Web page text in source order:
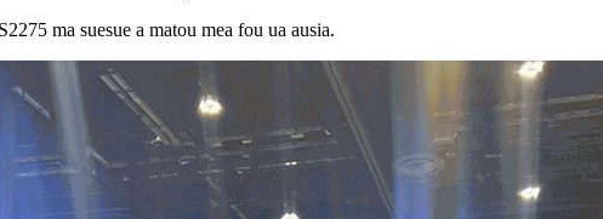
ma suesue a matou mea fou ua ausia.